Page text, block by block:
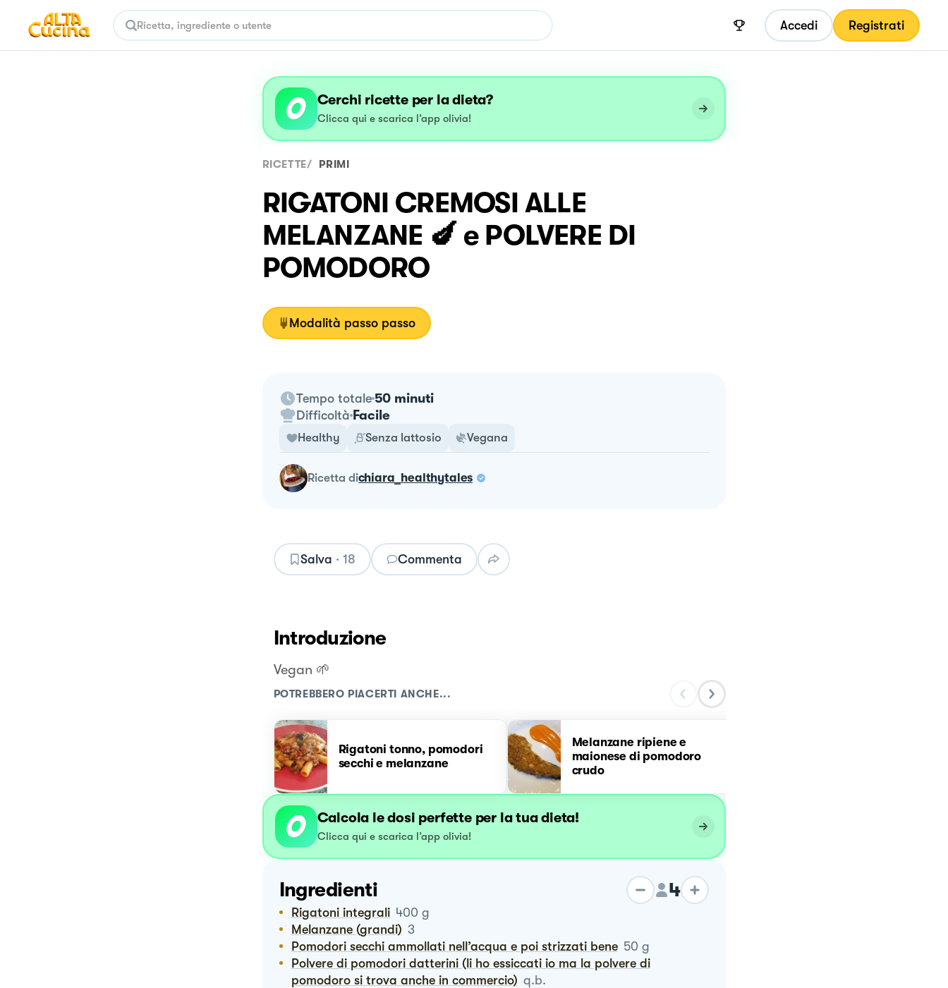
Accedi Registrati
Cerchi ricette per la dieta?
Clicca qui e scarica l’app olivia!
RICETTE/ PRIMI
RIGATONI CREMOSI ALLE
MELANZANE 🍆 e POLVERE DI
POMODORO
Modalità passo passo
Tempo totale 50 minuti
Difficoltà Facile
Healthy Senza lattosio Vegana
ricetta dichiara_healthytales
Salva · 18 Commenta
Introduzione
Vegan 🌱
POTREBBERO PIACERTI ANCHE...
Rigatoni tonno, pomodori
secchi e melanzane
Melanzane ripiene e
maionese di pomodoro
crudo
Calcola le dosi perfette per la tua dieta!
Clicca qui e scarica l’app olivia!
Ingredienti 4
Rigatoni integrali 400 g
Melanzane (grandi) 3
Pomodori secchi ammollati nell’acqua e poi strizzati bene 50 g
Polvere di pomodori datterini (li ho essiccati io ma la polvere di
pomodoro si trova anche in commercio) q.b.